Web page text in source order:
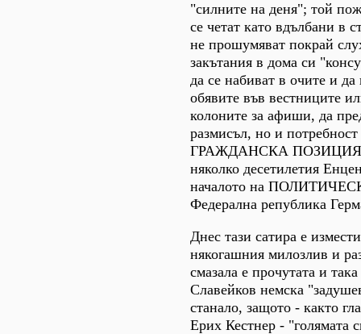
"силните на деня"; той
се четат като вдълбани в
не прошумяват покрай
закътания в дома си
да се набиват в очите и да
обявите във вестниците
колоните за афиши, да
размисъл, но и
ГРАЖДАНСКА ПОЗИЦИЯ.
няколко десетилетия
началото на
Федерална република
Днес тази сатира е
някогашния милозлив и
смазала е прочутата и
Славейков немска
станало, защото - както
Ерих Кестнер - "голямата